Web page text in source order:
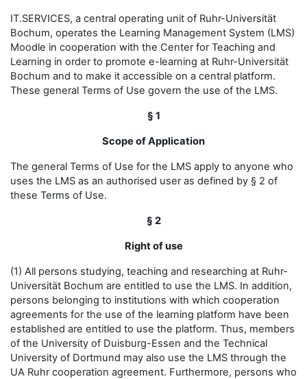
IT.SERVICES, a central operating unit of Ruhr-Universität
Bochum, operates the Learning Management System (LMS)
Moodle in cooperation with the Center for Teaching and
Learning in order to promote e-learning at Ruhr-Universität
Bochum and to make it accessible on a central platform.
These general Terms of Use govern the use of the LMS.
§ 1
Scope of Application
The general Terms of Use for the LMS apply to anyone who
uses the LMS as an authorised user as defined by § 2 of
these Terms of Use.
§ 2
Right of use
(1) All persons studying, teaching and researching at Ruhr-
Universität Bochum are entitled to use the LMS. In addition,
persons belonging to institutions with which cooperation
agreements for the use of the learning platform have been
established are entitled to use the platform. Thus, members
of the University of Duisburg-Essen and the Technical
University of Dortmund may also use the LMS through the
UA Ruhr cooperation agreement. Furthermore, persons who